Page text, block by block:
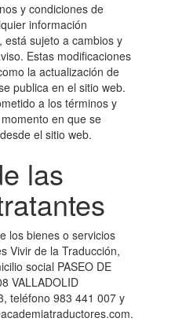
y condiciones de
información
está sujeto a cambios y
Estas modificaciones
la actualización de
publica en el sitio web.
a los términos y
en que se
el sitio web.
las
los bienes o servicios
Vivir de la Traducción,
social PASEO DE
VALLADOLID
teléfono 983 441 007 y